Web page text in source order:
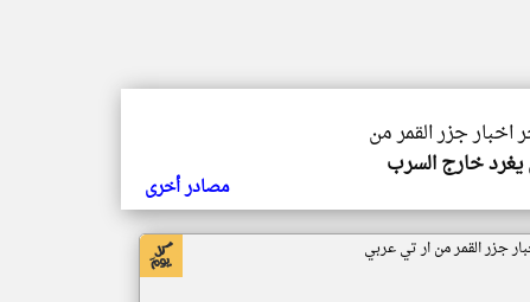
اخبار جزر القمر من
خارج السرب
مصادر أخرى
جزر القمر من ار تي عربي